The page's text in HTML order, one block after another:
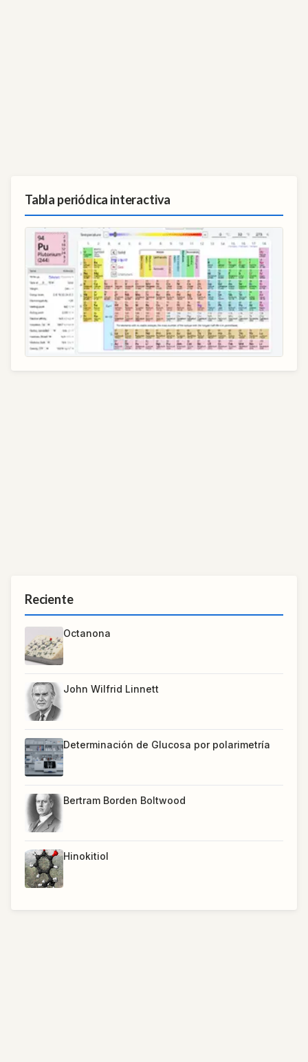
Tabla periódica interactiva
Reciente
Octanona
John Wilfrid Linnett
Determinación de Glucosa por polarimetría
Bertram Borden Boltwood
Hinokitiol